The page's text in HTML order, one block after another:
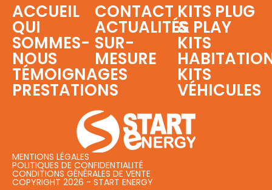
MENTIONS LÉGALES
POLITIQUES DE CONFIDENTIALITÉ
CONDITIONS GÉNÉRALES DE VENTE
COPYRIGHT 2026 - START ENERGY
ACCUEIL
QUI
SOMMES-
NOUS
TÉMOIGNAGES
PRESTATIONS
CONTACT
ACTUALITÉS
SUR-
MESURE
KITS PLUG
& PLAY
KITS
KITS
VÉHICULES